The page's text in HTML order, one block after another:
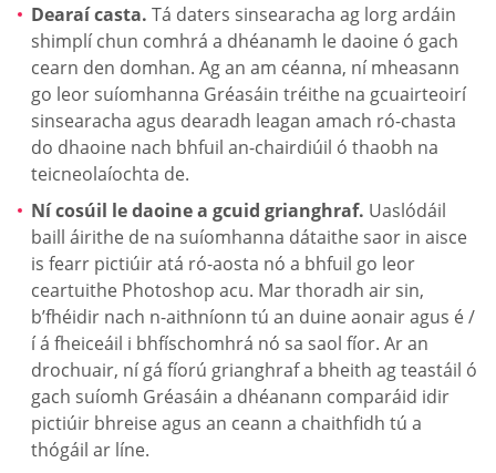
Dearaí casta. Tá daters sinsearacha ag lorg ardáin
shimplí chun comhrá a dhéanamh le daoine ó gach
cearn den domhan. Ag an am céanna, ní mheasann
go leor suíomhanna Gréasáin tréithe na gcuairteoirí
sinsearacha agus dearadh leagan amach ró-chasta
do dhaoine nach bhfuil an-chairdiúil ó thaobh na
teicneolaíochta de.
Ní cosúil le daoine a gcuid grianghraf. Uaslódáil
baill áirithe de na suíomhanna dátaithe saor in aisce
is fearr pictiúir atá ró-aosta nó a bhfuil go leor
ceartuithe Photoshop acu. Mar thoradh air sin,
b’fhéidir nach n-aithníonn tú an duine aonair agus é /
í á fheiceáil i bhfíschomhrá nó sa saol fíor. Ar an
drochuair, ní gá fíorú grianghraf a bheith ag teastáil ó
gach suíomh Gréasáin a dhéanann comparáid idir
pictiúir bhreise agus an ceann a chaithfidh tú a
thógáil ar líne.